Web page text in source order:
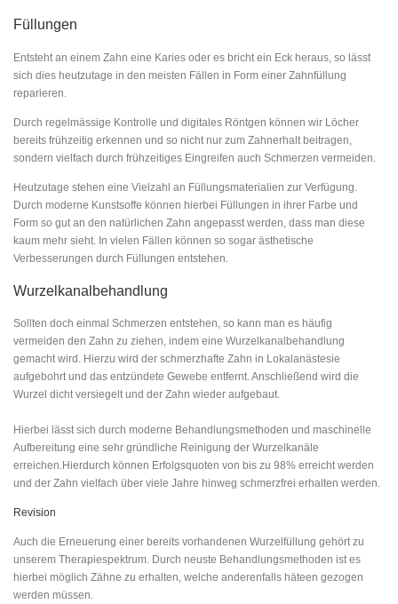
Füllungen
Entsteht an einem Zahn eine Karies oder es bricht ein Eck heraus, so lässt
sich dies heutzutage in den meisten Fällen in Form einer Zahnfüllung
reparieren.
Durch regelmässige Kontrolle und digitales Röntgen können wir Löcher
bereits frühzeitig erkennen und so nicht nur zum Zahnerhalt beitragen,
sondern vielfach durch frühzeitiges Eingreifen auch Schmerzen vermeiden.
Heutzutage stehen eine Vielzahl an Füllungsmaterialien zur Verfügung.
Durch moderne Kunstsoffe können hierbei Füllungen in ihrer Farbe und
Form so gut an den natürlichen Zahn angepasst werden, dass man diese
kaum mehr sieht. In vielen Fällen können so sogar ästhetische
Verbesserungen durch Füllungen entstehen.
Wurzelkanalbehandlung
Sollten doch einmal Schmerzen entstehen, so kann man es häufig
vermeiden den Zahn zu ziehen, indem eine Wurzelkanalbehandlung
gemacht wird. Hierzu wird der schmerzhafte Zahn in Lokalanästesie
aufgebohrt und das entzündete Gewebe entfernt. Anschließend wird die
Wurzel dicht versiegelt und der Zahn wieder aufgebaut.
Hierbei lässt sich durch moderne Behandlungsmethoden und maschinelle
Aufbereitung eine sehr gründliche Reinigung der Wurzelkanäle
erreichen.Hierdurch können Erfolgsquoten von bis zu 98% erreicht werden
und der Zahn vielfach über viele Jahre hinweg schmerzfrei erhalten werden.
Revision
Auch die Erneuerung einer bereits vorhandenen Wurzelfüllung gehört zu
unserem Therapiespektrum. Durch neuste Behandlungsmethoden ist es
hierbei möglich Zähne zu erhalten, welche anderenfalls häteen gezogen
werden müssen.